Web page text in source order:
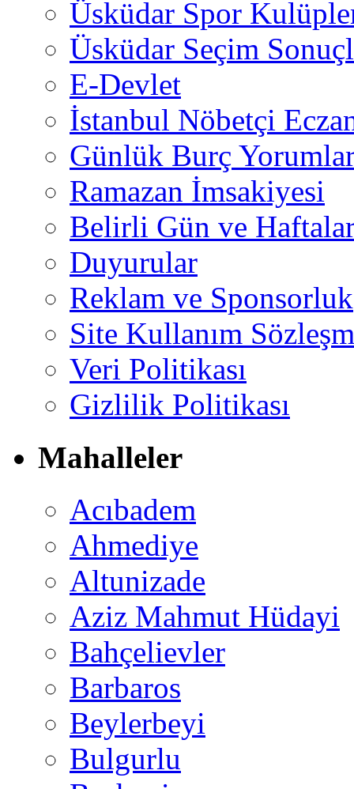
Üsküdar Spor
Üsküdar Seçim
E-Devlet
İstanbul Nöbetçi
Günlük Burç
Ramazan İmsakiyesi
Belirli Gün ve
Duyurular
Reklam ve Sponsorluk
Site Kullanım
Veri Politikası
Gizlilik Politikası
Mahalleler
Acıbadem
Ahmediye
Altunizade
Aziz Mahmut Hüdayi
Bahçelievler
Barbaros
Beylerbeyi
Bulgurlu